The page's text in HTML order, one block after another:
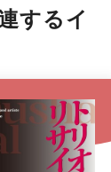
するイ